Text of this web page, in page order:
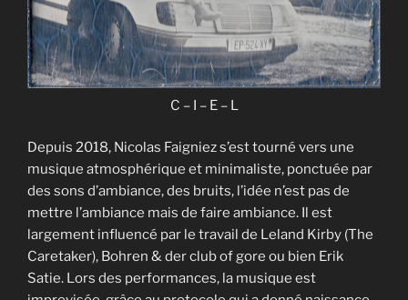
C – I – E – L
Depuis 2018, Nicolas Faigniez s’est tourné vers une
musique atmosphérique et minimaliste, ponctuée par
des sons d’ambiance, des bruits, l’idée n’est pas de
mettre l’ambiance mais de faire ambiance. Il est
largement influencé par le travail de Leland Kirby (The
Caretaker), Bohren & der club of gore ou bien Erik
Satie. Lors des performances, la musique est